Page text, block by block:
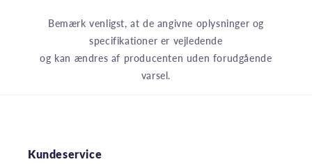
Bemærk venligst, at de angivne oplysninger og
specifikationer er vejledende
og kan ændres af producenten uden forudgående
varsel.
Kundeservice